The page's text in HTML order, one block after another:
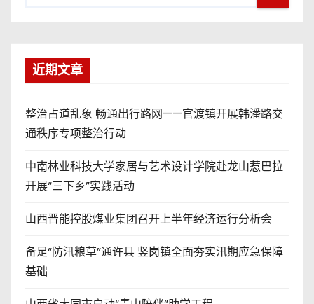
近期文章
整治占道乱象 畅通出行路网——官渡镇开展韩潘路交
通秩序专项整治行动
中南林业科技大学家居与艺术设计学院赴龙山惹巴拉
开展“三下乡”实践活动
山西晋能控股煤业集团召开上半年经济运行分析会
备足“防汛粮草”通许县 竖岗镇全面夯实汛期应急保障
基础